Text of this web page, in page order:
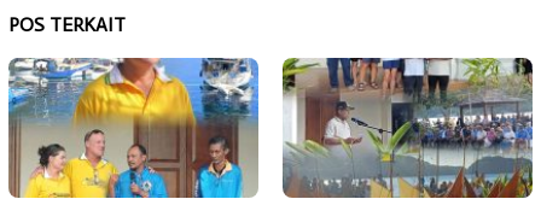
POS TERKAIT